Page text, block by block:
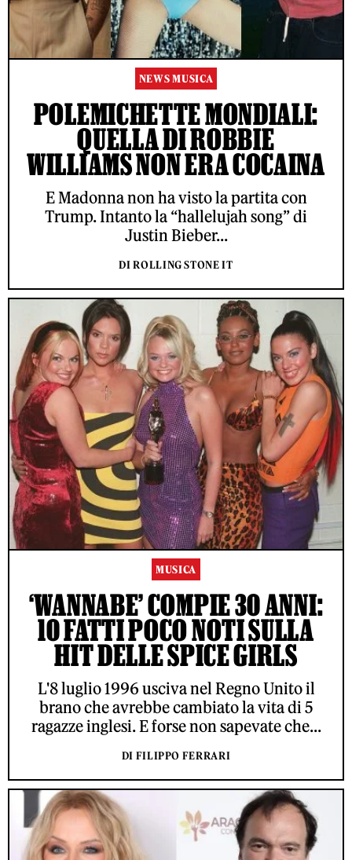
NEWS MUSICA
POLEMICHETTE MONDIALI:
QUELLA DI ROBBIE
WILLIAMS NON ERA COCAINA
E Madonna non ha visto la partita con
Trump. Intanto la “hallelujah song” di
Justin Bieber...
DI ROLLING STONE IT
MUSICA
‘WANNABE’ COMPIE 30 ANNI:
10 FATTI POCO NOTI SULLA
HIT DELLE SPICE GIRLS
L'8 luglio 1996 usciva nel Regno Unito il
brano che avrebbe cambiato la vita di 5
ragazze inglesi. E forse non sapevate che...
DI FILIPPO FERRARI